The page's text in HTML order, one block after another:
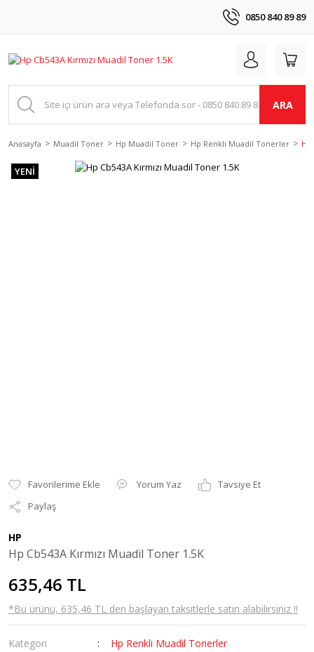
0850 840 89 89
ARA
Anasayfa Muadil Toner Hp Muadil Toner Hp Renkli Muadil Tonerler Hp
YENİ
Yorum Yaz
Tavsiye Et
Paylaş
HP
Hp Cb543A Kırmızı Muadil Toner 1.5K
635,46 TL
*Bu ürünü, 635,46 TL den başlayan taksitlerle satın alabilirsiniz !!
Kategori
Hp Renkli Muadil Tonerler